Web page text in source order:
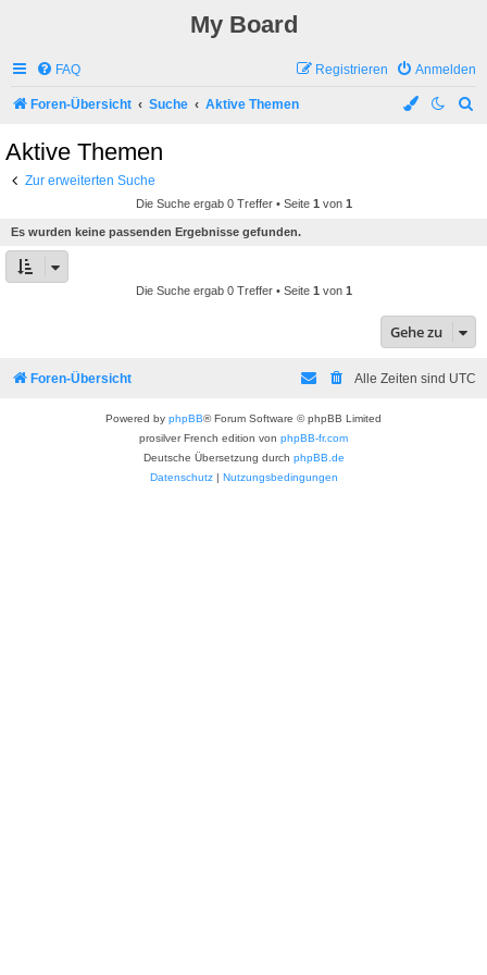
My Board
FAQ Anmelden
Registrieren
Foren-Übersicht Suche Aktive Themen
Aktive Themen
Zur erweiterten Suche
Die Suche ergab 0 Treffer • Seite 1von 1
Es wurden keine passenden Ergebnisse gefunden.
Die Suche ergab 0 Treffer • Seite 1von 1
Gehe zu
Foren-Übersicht Alle Zeiten sind UTC
Powered by phpBB® Forum Software © phpBB Limited
prosilver French edition von phpBB-fr.com
Deutsche Übersetzung durch phpBB.de
Datenschutz| Nutzungsbedingungen